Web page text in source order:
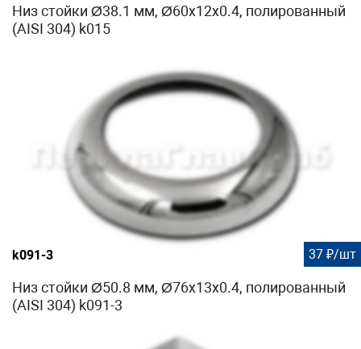
Низ стойки Ø38.1 мм, Ø60х12х0.4, полированный
(AISI 304) k015
k091-3 37 ₽/шт
Низ стойки Ø50.8 мм, Ø76х13х0.4, полированный
(AISI 304) k091-3